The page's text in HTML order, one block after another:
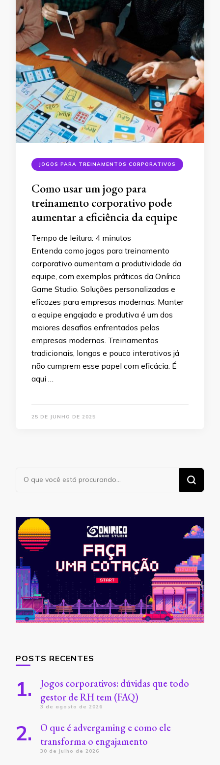
JOGOS PARA TREINAMENTOS CORPORATIVOS
Como usar um jogo para
treinamento corporativo pode
aumentar a eficiência da equipe
Tempo de leitura: 4 minutos
Entenda como jogos para treinamento
corporativo aumentam a produtividade da
equipe, com exemplos práticos da Onírico
Game Studio. Soluções personalizadas e
eficazes para empresas modernas. Manter
a equipe engajada e produtiva é um dos
maiores desafios enfrentados pelas
empresas modernas. Treinamentos
tradicionais, longos e pouco interativos já
não cumprem esse papel com eficácia. É
aqui …
25 DE JUNHO DE 2025
Procurando
algo?
POSTS RECENTES
Jogos corporativos: dúvidas que todo
gestor de RH tem (FAQ)
3 de agosto de 2026
O que é advergaming e como ele
transforma o engajamento
30 de julho de 2026